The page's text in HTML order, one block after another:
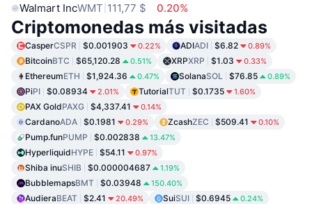
Walmart IncWMT 111,77 $ 0.20%
Criptomonedas más visitadas
CasperCSPR $0.001903 0.22% ADIADI $6.82 0.89%
BitcoinBTC $65,120.28 0.51% XRPXRP $1.03 0.33%
EthereumETH $1,924.36 0.47% SolanaSOL $76.85 0.89%
PiPI $0.08934 2.01% TutorialTUT $0.1735 1.60%
PAX GoldPAXG $4,337.41 0.14%
CardanoADA $0.1981 0.29% ZcashZEC $509.41 0.10%
Pump.funPUMP $0.002838 13.47%
HyperliquidHYPE $54.11 0.97%
Shiba inuSHIB $0.000004687 1.19%
BubblemapsBMT $0.03948 150.40%
AudieraBEAT $2.41 20.49% SuiSUI $0.6945 0.24%